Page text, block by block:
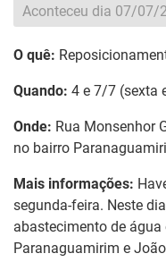
Aconteceu dia 07/07/
O quê:
Quando: 4 e 7/7 (sexta
Onde: Rua Monsenhor
no bairro
Mais informações:
segunda-feira. Neste
abastecimento de
Paranaguamirim e